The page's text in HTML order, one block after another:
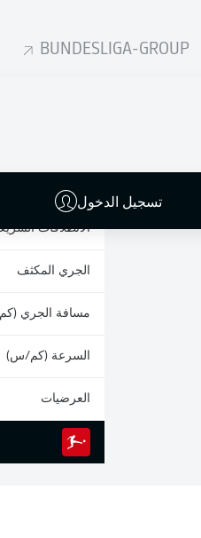
BUNDESLIGA-GROUP
تسجيل الدخول
موسم 2026/2027
الانطلاقات
الجري المكثف
مسافة الجري
السرعة (كم/س)
العرضيات